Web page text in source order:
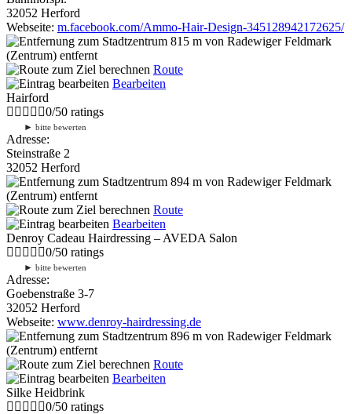
32052 Herford
Webseite: m.facebook.com/Ammo-Hair-Design-345128942172625/
815 m von Radewiger Feldmark
(Zentrum) entfernt
Route
Bearbeiten
Hairford
0/50 ratings
► bitte bewerten
Adresse:
Steinstraße 2
32052 Herford
894 m von Radewiger Feldmark
(Zentrum) entfernt
Route
Bearbeiten
Denroy Cadeau Hairdressing – AVEDA Salon
0/50 ratings
► bitte bewerten
Adresse:
Goebenstraße 3-7
32052 Herford
Webseite: www.denroy-hairdressing.de
896 m von Radewiger Feldmark
(Zentrum) entfernt
Route
Bearbeiten
Silke Heidbrink
0/50 ratings